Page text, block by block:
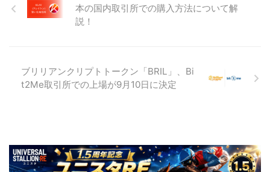
本の国内取引所での購入方法について解
説！
ブリリアンクリプトトークン「BRIL」、Bi
t2Me取引所での上場が9月10日に決定